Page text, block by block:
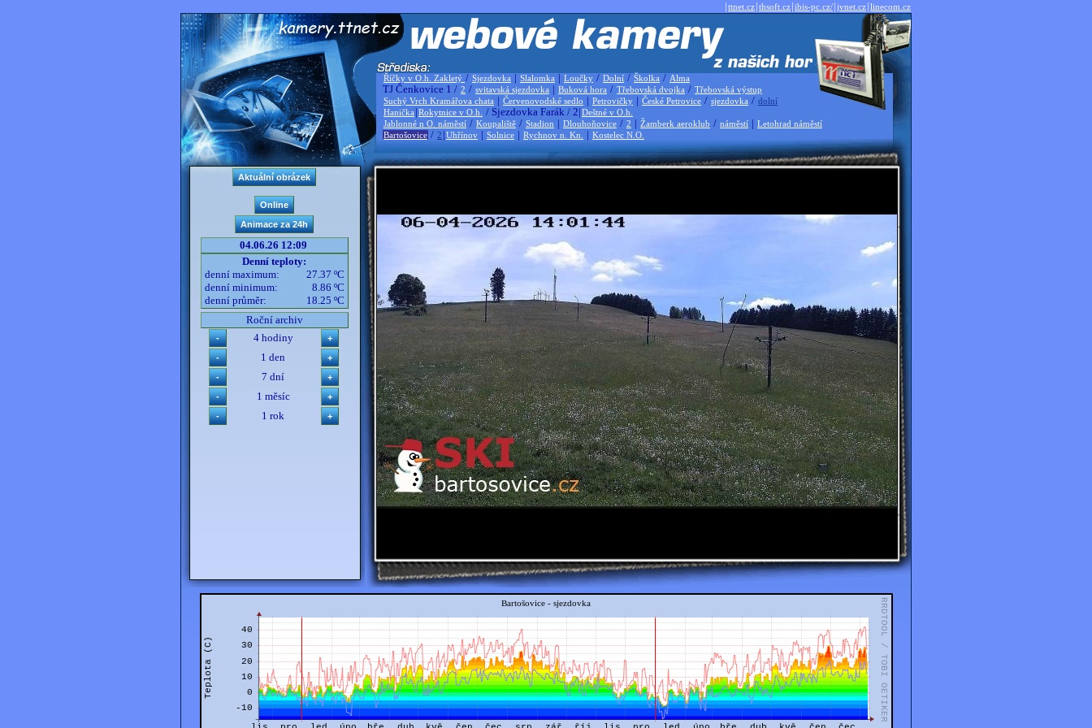
|ttnet.cz|thsoft.cz|ibis-pc.cz/|jvnet.cz|linecom.cz
Říčky v O.h. Zakletý / Sjezdovka | Slalomka | Loučky / Dolní / Školka / Alma
TJ Čenkovice 1 / 2 / svitavská sjezdovka | Buková hora / Třebovská dvojka / Třebovská výstup
Suchý Vrch Kramářova chata | Červenovodské sedlo | Petrovičky | České Petrovice / sjezdovka / dolní
Hanička |Rokytnice v O.h. / Sjezdovka Farák / 2|Deštné v O.h.
Jablonné n O. náměstí / Koupaliště / Stadion | Dlouhoňovice / 2 | Žamberk aeroklub / náměstí | Letohrad náměstí
Bartošovice / 2 |Uhřínov | Solnice | Rychnov n. Kn. | Kostelec N.O.
04.06.26 12:09
Denní teploty:
denní maximum:
27.37 ºC
denní minimum:
8.86 ºC
denní průměr:
18.25 ºC
Roční archiv
4 hodiny
1 den
7 dní
1 měsíc
1 rok